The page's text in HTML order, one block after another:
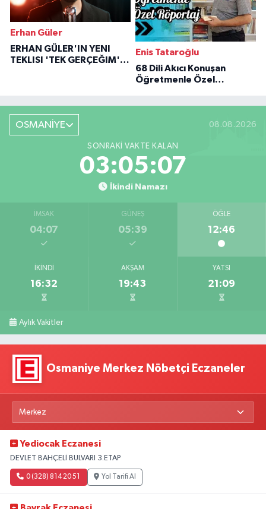
Erhan Güler
ERHAN GÜLER'IN YENI
TEKLISI 'TEK GERÇEĞIM'LE
Enis Tataroğlu
68 Dili Akıcı Konuşan
Öğretmenle Özel
OSMANİYE 08.08.2026
SONRAKI VAKTE KALAN
03:05:06
İkindi Namazı
İMSAK
04:07
GÜNEŞ
05:39
ÖĞLE
12:46
İKINDI
16:32
AKŞAM
19:43
YATSI
21:09
Aylık Vakitler
Osmaniye Merkez Nöbetçi Eczaneler
Yediocak Eczanesi
DEVLET BAHÇELİ BULVARI 3.ETAP
0 (328) 814 20 51 Yol Tarifi Al